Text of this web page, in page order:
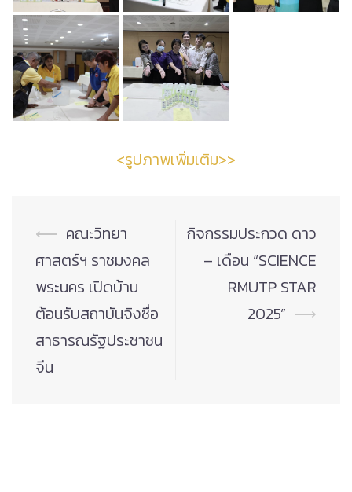
<รูปภาพเพิ่มเติม>>
Post
navigation
⟵ คณะวิทยา
ศาสตร์ฯ ราชมงคล
พระนคร เปิดบ้าน
ต้อนรับสถาบันจิงซื่อ
สาธารณรัฐประชาชน
จีน
กิจกรรมประกวด ดาว
– เดือน “SCIENCE
RMUTP STAR
2025” ⟶